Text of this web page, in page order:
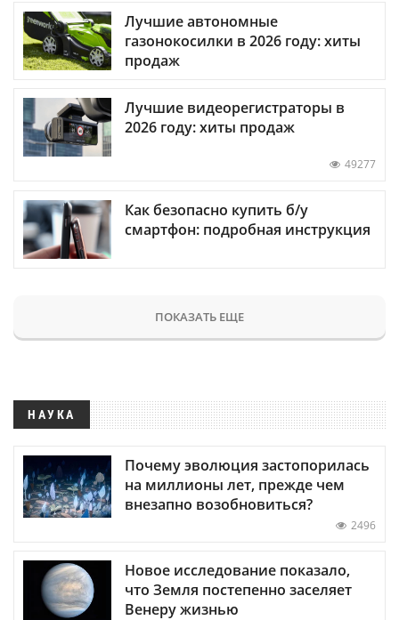
Лучшие автономные
газонокосилки в 2026 году: хиты
продаж
Лучшие видеорегистраторы в
2026 году: хиты продаж
49277
Как безопасно купить б/у
смартфон: подробная инструкция
ПОКАЗАТЬ ЕЩЕ
НАУКА
Почему эволюция застопорилась
на миллионы лет, прежде чем
внезапно возобновиться?
2496
Новое исследование показало,
что Земля постепенно заселяет
Венеру жизнью